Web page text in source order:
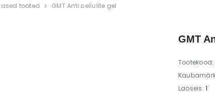
tooted GMT Anti cellulite gel
GMT
Tootekood:
Laoseis: 1